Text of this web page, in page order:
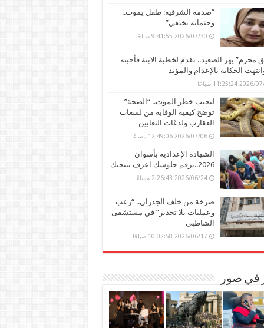
“صدمة الشرقية: طفل يموت..
وجثمانه يختفي”
2026/07/30 9:41:55 صباحًا
يهز الصعيد.. تقدم لخطبة الابنة فأحبته
وانتهت الحكاية بالإعدام والمؤبد
20 11:25:24 صباحًا
لتجنب خطر الموت.. “الصحة”
توضح كيفية الوقاية من لسعات
العقارب ولدغات الثعابين
2026/07/06 12:49:06 مساءً
الشهادة الإعدادية بأسوان
2026..برقم جلوسك اعرف نتيجتك
2026/06/24 2:26:43 مساءً
صرخة من خلف الجدران.. “رعب
وعمليات بلا تخدير” في مستشفى
الشاطبي
2026/06/17 10:02:58 صباحًا
في صور